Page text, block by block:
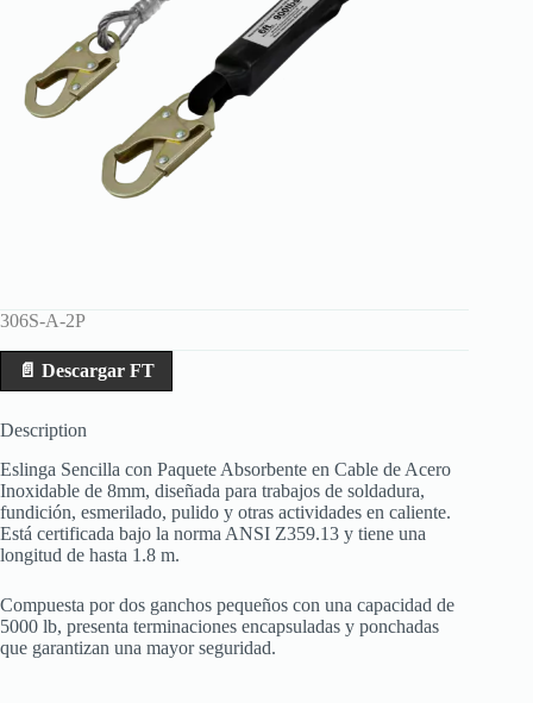
306S-A-2P
📄 Descargar FT
Description
Eslinga Sencilla con Paquete Absorbente en Cable de Acero
Inoxidable de 8mm, diseñada para trabajos de soldadura,
fundición, esmerilado, pulido y otras actividades en caliente.
Está certificada bajo la norma ANSI Z359.13 y tiene una
longitud de hasta 1.8 m.
Compuesta por dos ganchos pequeños con una capacidad de
5000 lb, presenta terminaciones encapsuladas y ponchadas
que garantizan una mayor seguridad.